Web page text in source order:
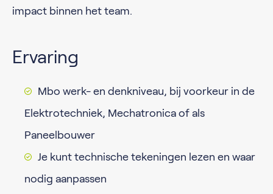
impact binnen het team.
Ervaring
Mbo werk- en denkniveau, bij voorkeur in de
Elektrotechniek, Mechatronica of als
Paneelbouwer
Je kunt technische tekeningen lezen en waar
nodig aanpassen